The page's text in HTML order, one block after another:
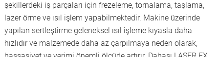
şekillerdeki iş parçaları için frezeleme, tornalama, taşlama,
lazer örme ve ısıl işlem yapabilmektedir. Makine üzerinde
yapılan sertleştirme geleneksel ısıl işleme kıyasla daha
hızlıdır ve malzemede daha az çarpılmaya neden olarak,